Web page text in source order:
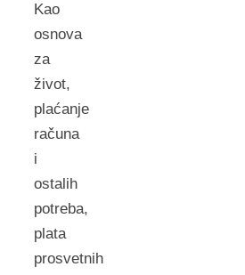
Kao
osnova
za
život,
plaćanje
računa
i
ostalih
potreba,
plata
prosvetnih